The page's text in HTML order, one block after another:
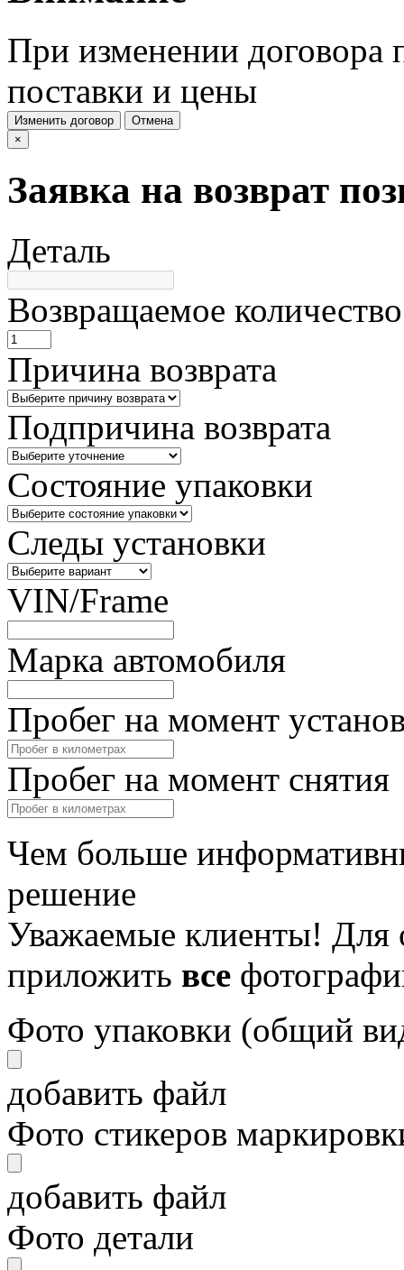
При изменении договора
поставки и цены
Изменить договор
Отмена
×
Заявка на возврат
Деталь
Возвращаемое количество
Причина возврата
Подпричина возврата
Состояние упаковки
Следы установки
VIN/Frame
Марка автомобиля
Пробег на момент
Пробег на момент снятия
Чем больше
решение
Уважаемые клиенты! Для
приложить все
Фото упаковки (общий
добавить файл
Фото стикеров
добавить файл
Фото детали